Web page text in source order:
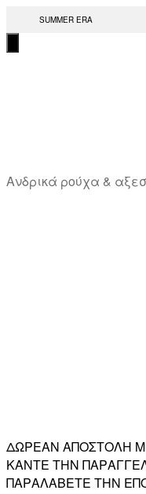
Μετάβαση
στο
περιεχόμενο
SUMMER ERA
Ανδρικά ρούχα &
ΔΩΡΕΑΝ ΑΠΟΣΤΟΛΗ
ΚΑΝΤΕ ΤΗΝ
ΠΑΡΑΛΑΒΕΤΕ ΤΗΝ